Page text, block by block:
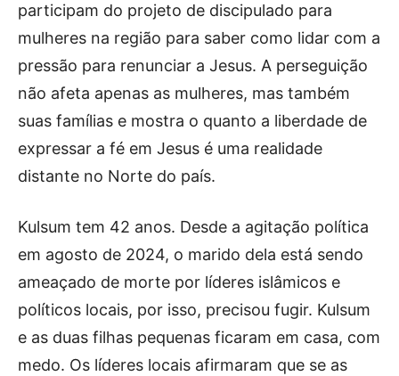
participam do projeto de discipulado para
mulheres na região para saber como lidar com a
pressão para renunciar a Jesus. A perseguição
não afeta apenas as mulheres, mas também
suas famílias e mostra o quanto a liberdade de
expressar a fé em Jesus é uma realidade
distante no Norte do país.
Kulsum tem 42 anos. Desde a agitação política
em agosto de 2024, o marido dela está sendo
ameaçado de morte por líderes islâmicos e
políticos locais, por isso, precisou fugir. Kulsum
e as duas filhas pequenas ficaram em casa, com
medo. Os líderes locais afirmaram que se as